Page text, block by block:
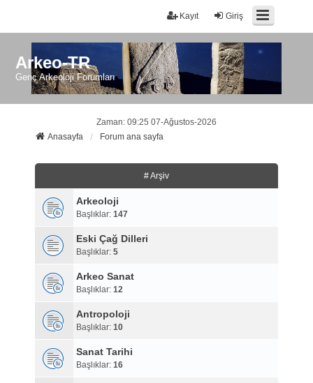
Giriş
Kayıt
Arkeo-TR
Genç Arkeoloji Forumları
Zaman: 09:25 07-Ağustos-2026
Anasayfa
Forum ana sayfa
# Arşiv
Arkeoloji
Başlıklar: 147
Eski Çağ Dilleri
Başlıklar: 5
Arkeo Sanat
Başlıklar: 12
Antropoloji
Başlıklar: 10
Sanat Tarihi
Başlıklar: 16